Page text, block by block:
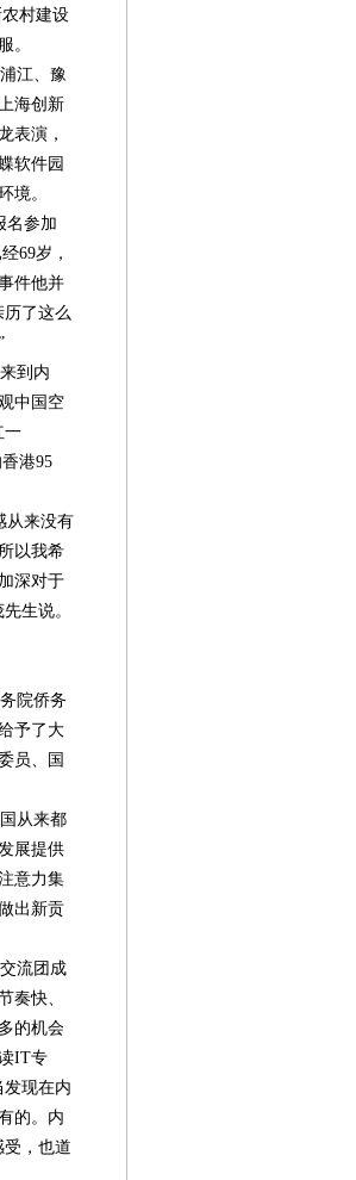
版
报道
村建设
。
江、豫
海创新
表演，
软件园
境。
名参加
69岁，
件他并
了这么
到内
中国空
一
港95
从来没有
以我希
深对于
生说。
院侨务
予了大
员、国
从来都
展提供
意力集
出新贡
流团成
奏快、
的机会
IT专
发现在内
的。内
，也道